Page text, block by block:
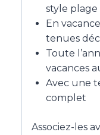
style plage
En
tenues
Toute
vacances
Avec une
complet
Associez-les